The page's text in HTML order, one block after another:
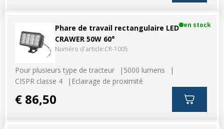
Phare de travail rectangulaire LED
CRAWER 50W 60°
Numéro d'article:CR-1005
en stock
Pour plusieurs type de tracteur
5000 lumens
CISPR classe 4
Eclairage de proximité
€ 86,50